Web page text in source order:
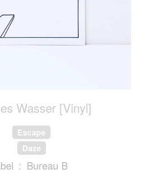
Wasser [Vinyl]
Escape
Daze
Bureau B